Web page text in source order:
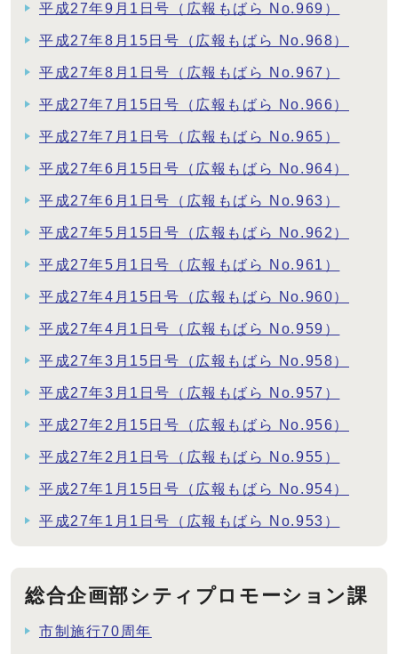
平成27年9月1日号（広報もばら No.969）
平成27年8月15日号（広報もばら No.968）
平成27年8月1日号（広報もばら No.967）
平成27年7月15日号（広報もばら No.966）
平成27年7月1日号（広報もばら No.965）
平成27年6月15日号（広報もばら No.964）
平成27年6月1日号（広報もばら No.963）
平成27年5月15日号（広報もばら No.962）
平成27年5月1日号（広報もばら No.961）
平成27年4月15日号（広報もばら No.960）
平成27年4月1日号（広報もばら No.959）
平成27年3月15日号（広報もばら No.958）
平成27年3月1日号（広報もばら No.957）
平成27年2月15日号（広報もばら No.956）
平成27年2月1日号（広報もばら No.955）
平成27年1月15日号（広報もばら No.954）
平成27年1月1日号（広報もばら No.953）
総合企画部シティプロモーション課
市制施行70周年